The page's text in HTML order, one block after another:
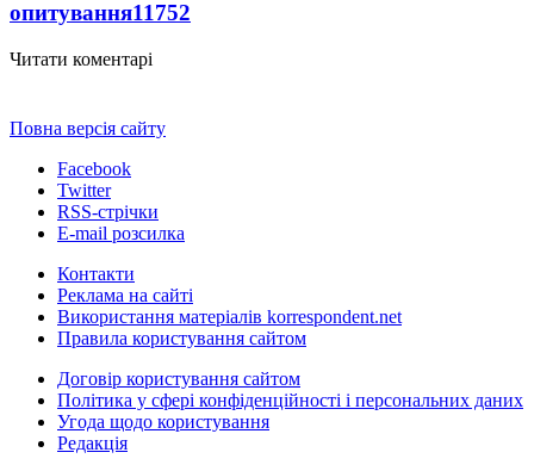
опитування11752
Читати коментарі
Повна версія сайту
Facebook
Twitter
RSS-стрічки
E-mail розсилка
Контакти
Реклама на сайті
Використання матеріалів korrespondent.net
Правила користування сайтом
Договір користування сайтом
Політика у сфері конфіденційності і персональних даних
Угода щодо користування
Редакція